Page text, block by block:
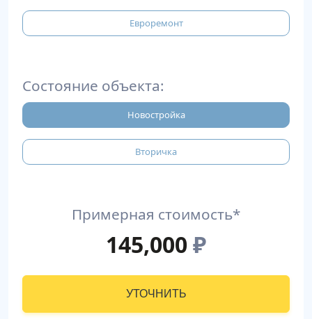
Евроремонт
Состояние объекта:
Новостройка
Вторичка
Примерная стоимость*
145,000₽
УТОЧНИТЬ